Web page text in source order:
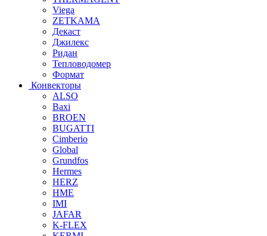
Viega
ZETKAMA
Декаст
Джилекс
Ридан
Тепловодомер
Формат
Конвекторы
ALSO
Baxi
BROEN
BUGATTI
Cimberio
Global
Grundfos
Hermes
HERZ
HME
IMI
JAFAR
K-FLEX